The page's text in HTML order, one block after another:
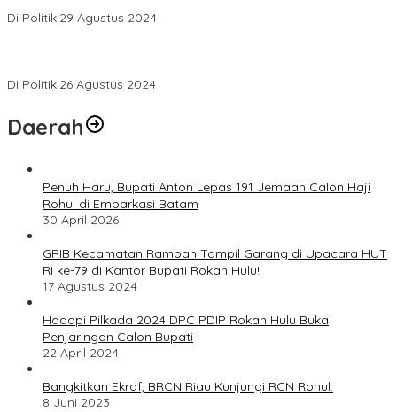
Di Politik|29 Agustus 2024
Di Politik|26 Agustus 2024
Daerah
Penuh Haru, Bupati Anton Lepas 191 Jemaah Calon Haji
Rohul di Embarkasi Batam
30 April 2026
GRIB Kecamatan Rambah Tampil Garang di Upacara HUT
RI ke-79 di Kantor Bupati Rokan Hulu!
17 Agustus 2024
Hadapi Pilkada 2024 DPC PDIP Rokan Hulu Buka
Penjaringan Calon Bupati
22 April 2024
Bangkitkan Ekraf, BRCN Riau Kunjungi RCN Rohul.
8 Juni 2023